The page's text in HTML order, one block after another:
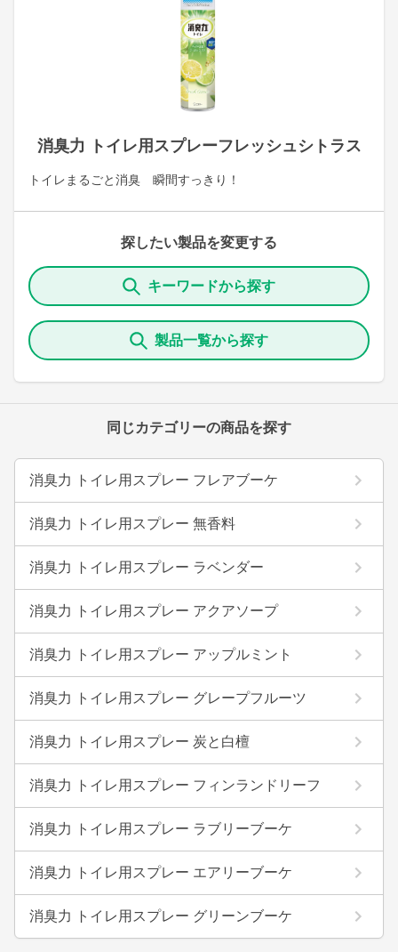
消臭力 トイレ用スプレーフレッシュシトラス
トイレまるごと消臭 瞬間すっきり！
探したい製品を変更する
キーワードから探す
製品一覧から探す
同じカテゴリーの商品を探す
消臭力 トイレ用スプレー フレアブーケ
消臭力 トイレ用スプレー 無香料
消臭力 トイレ用スプレー ラベンダー
消臭力 トイレ用スプレー アクアソープ
消臭力 トイレ用スプレー アップルミント
消臭力 トイレ用スプレー グレープフルーツ
消臭力 トイレ用スプレー 炭と白檀
消臭力 トイレ用スプレー フィンランドリーフ
消臭力 トイレ用スプレー ラブリーブーケ
消臭力 トイレ用スプレー エアリーブーケ
消臭力 トイレ用スプレー グリーンブーケ